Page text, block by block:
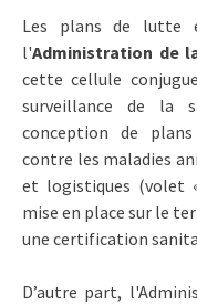
Les plans de lutte
l'Administration de
cette cellule
surveillance de la
conception de
contre les maladies
et logistiques (volet
mise en place sur le
une certification
D’autre part,